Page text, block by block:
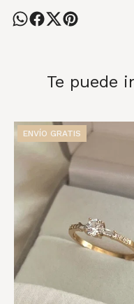
Te puede
ENVÍO GRATIS